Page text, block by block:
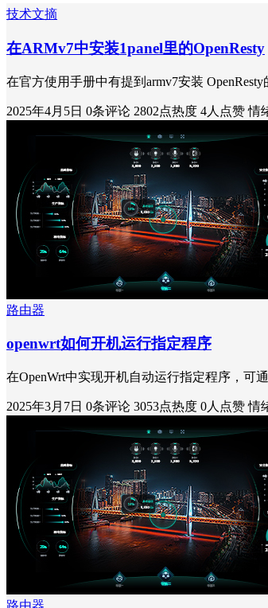
技术文摘
在ARMv7中安装1panel里的OpenResty
在官方使用手册中有提到armv7安装
2025年4月5日 0条评论 2802点热度 4人点赞 情
路由器
openwrt如何开机运行指定程序
在OpenWrt中实现开机自动运行指定程序，可
2025年3月7日 0条评论 3053点热度 0人点赞 情